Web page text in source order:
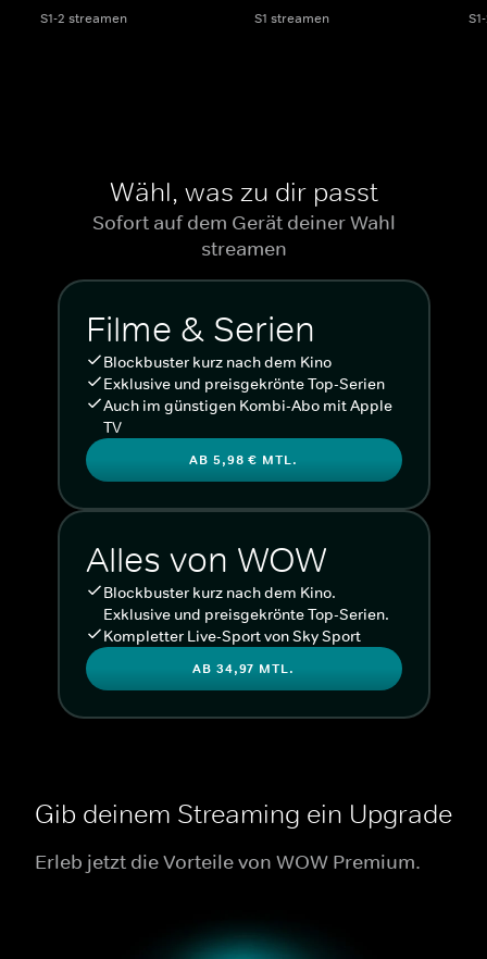
S1-2 streamen S1 streamen
Wähl, was zu dir passt
Sofort auf dem Gerät deiner Wahl
streamen
Filme & Serien
Blockbuster kurz nach dem Kino
Exklusive und preisgekrönte Top-Serien
Auch im günstigen Kombi-Abo mit Apple
TV
AB 5,98 € MTL.
Alles von WOW
Blockbuster kurz nach dem Kino.
Exklusive und preisgekrönte Top-Serien.
Kompletter Live-Sport von Sky Sport
AB 34,97 MTL.
Gib deinem Streaming ein Upgrade
Erleb jetzt die Vorteile von WOW Premium.